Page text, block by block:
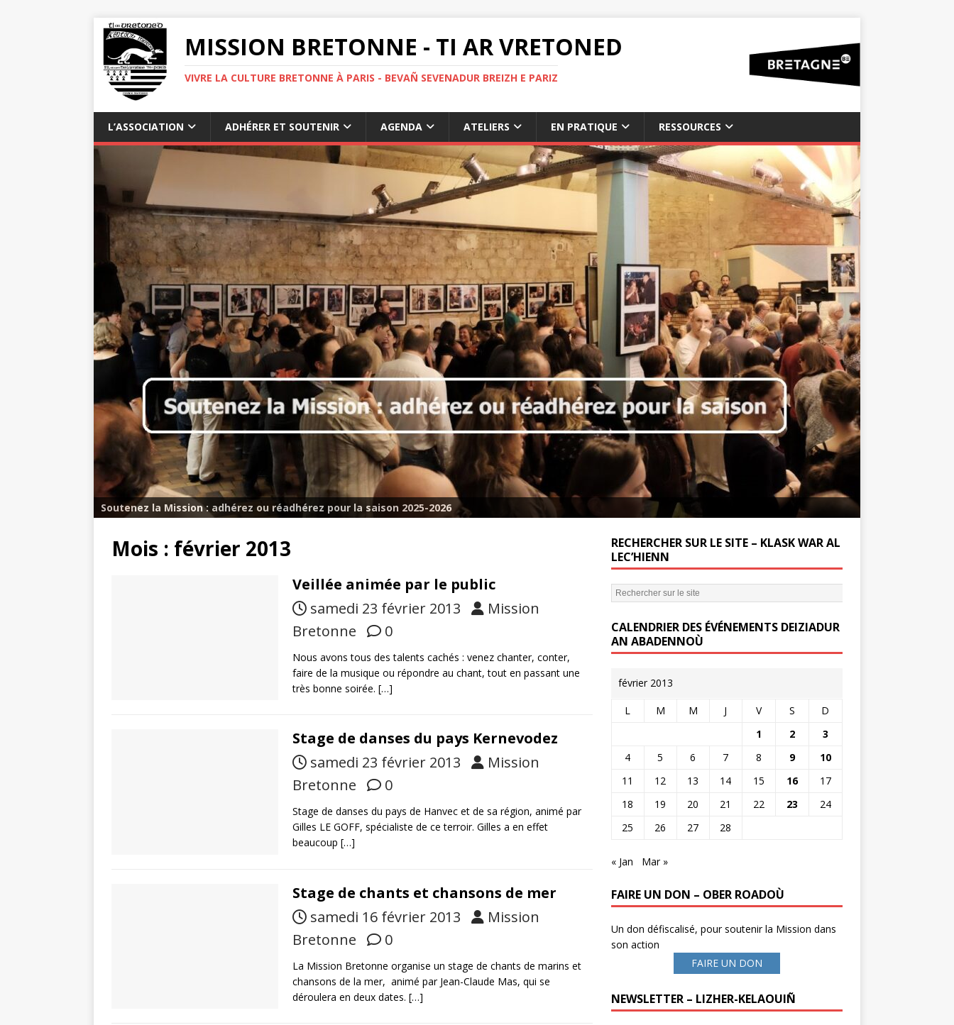
MISSION BRETONNE - TI AR VRETONED
VIVRE LA CULTURE BRETONNE À PARIS - BEVAÑ SEVENADUR BREIZH E PARIZ
L’ASSOCIATION ADHÉRER ET SOUTENIR AGENDA ATELIERS EN PRATIQUE RESSOURCES
Soutenez la Mission : adhérez ou réadhérez pour la saison 2025-2026
Mois : février 2013
Veillée animée par le public
samedi 23 février 2013
Mission
Bretonne
0
Nous avons tous des talents cachés : venez chanter, conter,
faire de la musique ou répondre au chant, tout en passant une
très bonne soirée. […]
Stage de danses du pays Kernevodez
samedi 23 février 2013
Mission
Bretonne
0
Stage de danses du pays de Hanvec et de sa région, animé par
Gilles LE GOFF, spécialiste de ce terroir. Gilles a en effet
beaucoup […]
Stage de chants et chansons de mer
samedi 16 février 2013
Mission
Bretonne
0
La Mission Bretonne organise un stage de chants de marins et
chansons de la mer, animé par Jean-Claude Mas, qui se
déroulera en deux dates. […]
RECHERCHER SUR LE SITE – KLASK WAR AL
LEC’HIENN
CALENDRIER DES ÉVÉNEMENTS DEIZIADUR
AN ABADENNOÙ
février 2013
L M M J V S
D
1
2
3
4
5 6 7 8 9
10
11
12 13 14 15 16
17
18
19 20 21 22 23
24
25
26 27 28
« Jan Mar »
FAIRE UN DON – OBER ROADOÙ
Un don défiscalisé, pour soutenir la Mission dans
son action
FAIRE UN DON
NEWSLETTER – LIZHER-KELAOUIÑ